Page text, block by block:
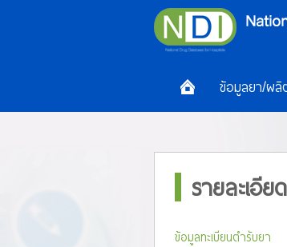
ข้อมูลยา/ผ
รายละเอี
ข้อมูลทะเบียนตำรับยา